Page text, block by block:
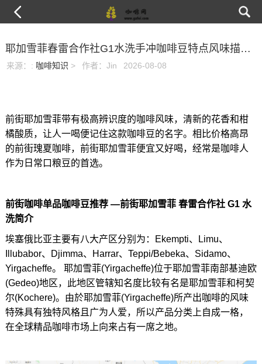
耶加雪菲春雷合作社G1水洗手冲咖啡豆特点风味描述品牌推荐介绍
来源： : 咖啡知识 > 作者：Jin 2026-08-08
前街耶加雪菲带有极高辨识度的咖啡风味，清新的花香和柑
橘酸质，让人一喝便记住这款咖啡豆的名字。相比价格高昂
的前街瑰夏咖啡，前街耶加雪菲便宜又好喝，经常是咖啡人
作为日常口粮豆的首选。
前街咖啡单品咖啡豆推荐 —前街耶加雪菲 春雷合作社 G1 水
洗简介
埃塞俄比亚主要有八大产区分别为：Ekempti、Limu、
Illubabor、Djimma、Harrar、Teppi/Bebeka、Sidamo、
Yirgacheffe。 耶加雪菲(Yirgacheffe)位于耶加雪菲南部基迪欧
(Gedeo)地区，此地区管辖知名度比较有名是耶加雪菲和柯契
尔(Kochere)。由於耶加雪菲(Yirgacheffe)所产出咖啡的风味
特殊具有独特风格且广为人爱，所以产品分类上自成一格，
在全球精品咖啡市场上向来占有一席之地。